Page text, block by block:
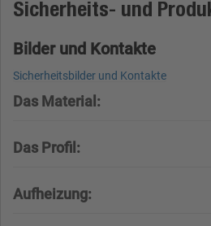
Sicherheits- und
Bilder und Kontakte
Sicherheitsbilder und Kontakte
Das Material:
Das Profil:
Aufheizung: